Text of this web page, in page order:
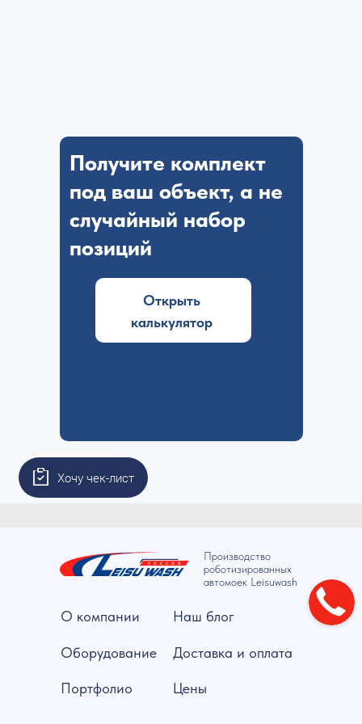
Открыть
калькулятор
Получите комплект
под ваш объект, а не
случайный набор
позиций
Цены
Доставка и оплата
Наш блог
Портфолио
Оборудование
О компании
Производство
роботизированных
автомоек Leisuwash
Хочу чек-лист